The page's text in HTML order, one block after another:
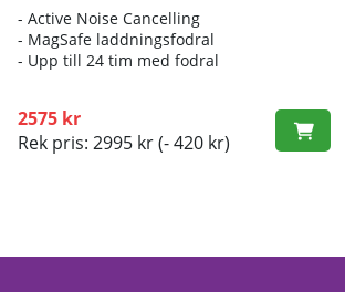
- Active Noise Cancelling
- MagSafe laddningsfodral
- Upp till 24 tim med fodral
2575 kr
Rek pris: 2995 kr(- 420 kr)